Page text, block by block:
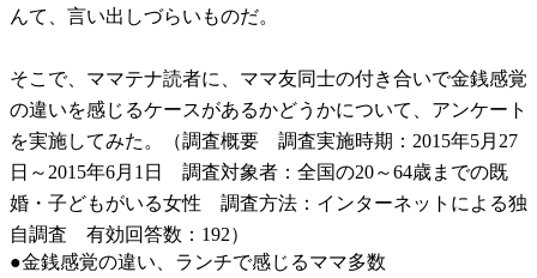
んて、言い出しづらいものだ。
そこで、ママテナ読者に、ママ友同士の付き合いで金銭感覚
の違いを感じるケースがあるかどうかについて、アンケート
を実施してみた。（調査概要 調査実施時期：2015年5月27
日～2015年6月1日 調査対象者：全国の20～64歳までの既
婚・子どもがいる女性 調査方法：インターネットによる独
自調査 有効回答数：192）
●金銭感覚の違い、ランチで感じるママ多数